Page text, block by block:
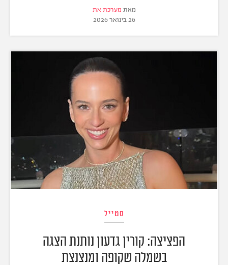
מאת מערכת את
26 בינואר 2026
סטייל
הפציצה: קורין גדעון נותנת הצגה
בשמלה שקופה ומנצנצת